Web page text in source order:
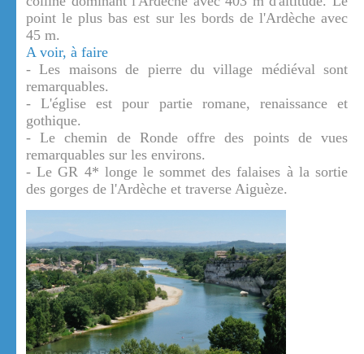
point le plus bas est sur les bords de l'Ardèche avec
45 m.
A voir, à faire
- Les maisons de pierre du village médiéval sont
remarquables.
- L'église est pour partie romane, renaissance et
gothique.
- Le chemin de Ronde offre des points de vues
remarquables sur les environs.
- Le GR 4* longe le sommet des falaises à la sortie
des gorges de l'Ardèche et traverse Aiguèze.